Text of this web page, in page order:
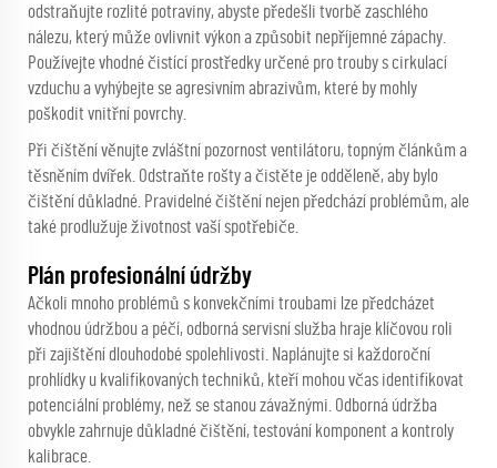
odstraňujte rozlité potraviny, abyste předešli tvorbě zaschlého
nálezu, který může ovlivnit výkon a způsobit nepříjemné zápachy.
Používejte vhodné čistící prostředky určené pro trouby s cirkulací
vzduchu a vyhýbejte se agresivním abrazivům, které by mohly
poškodit vnitřní povrchy.
Při čištění věnujte zvláštní pozornost ventilátoru, topným článkům a
těsněním dvířek. Odstraňte rošty a čistěte je odděleně, aby bylo
čištění důkladné. Pravidelné čištění nejen předchází problémům, ale
také prodlužuje životnost vaší spotřebiče.
Plán profesionální údržby
Ačkoli mnoho problémů s konvekčními troubami lze předcházet
vhodnou údržbou a péčí, odborná servisní služba hraje klíčovou roli
při zajištění dlouhodobé spolehlivosti. Naplánujte si každoroční
prohlídky u kvalifikovaných techniků, kteří mohou včas identifikovat
potenciální problémy, než se stanou závažnými. Odborná údržba
obvykle zahrnuje důkladné čištění, testování komponent a kontroly
kalibrace.